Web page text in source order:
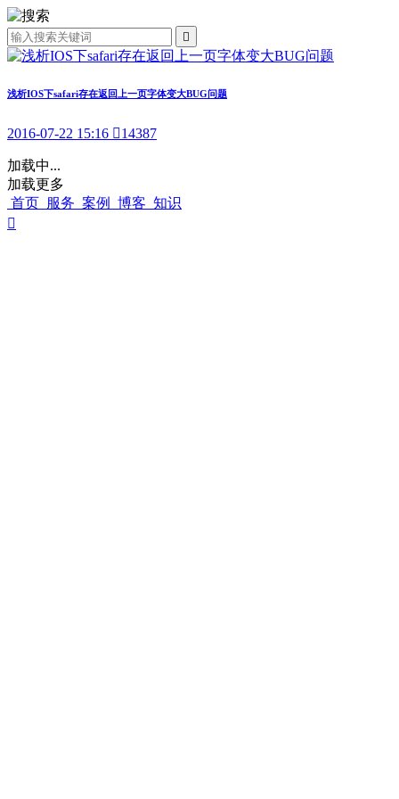

浅析IOS下safari存在返回上一页字体变大BUG问题
2016-07-22 15:16 14387
加载中...
加载更多
首页 服务 案例 博客 知识
